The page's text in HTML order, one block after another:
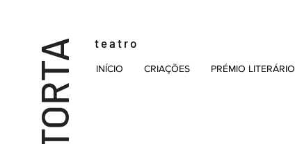
t e a t r o
INÍCIO CRIAÇÕES PRÉMIO LITERÁRIO